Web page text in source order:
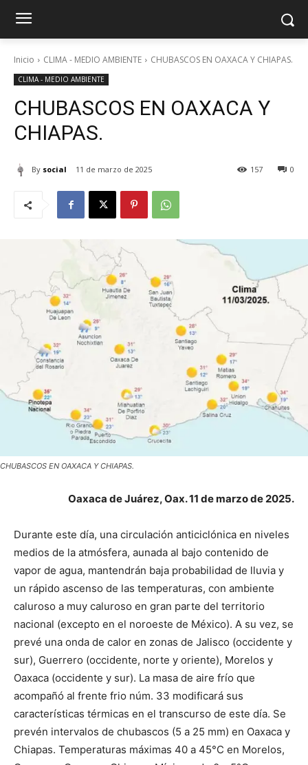
Inicio CLIMA - MEDIO AMBIENTE CHUBASCOS EN OAXACA Y CHIAPAS.
CLIMA - MEDIO AMBIENTE
CHUBASCOS EN OAXACA Y
CHIAPAS.
By social 11 de marzo de 2025 0
157
CHUBASCOS EN OAXACA Y CHIAPAS.
Oaxaca de Juárez, Oax. 11 de marzo de 2025.
Durante este día, una circulación anticiclónica en niveles
medios de la atmósfera, aunada al bajo contenido de
vapor de agua, mantendrán baja probabilidad de lluvia y
un rápido ascenso de las temperaturas, con ambiente
caluroso a muy caluroso en gran parte del territorio
nacional (excepto en el noroeste de México). A su vez, se
prevé una onda de calor en zonas de Jalisco (occidente y
sur), Guerrero (occidente, norte y oriente), Morelos y
Oaxaca (occidente y sur). La masa de aire frío que
acompañó al frente frio núm. 33 modificará sus
características térmicas en el transcurso de este día. Se
prevén intervalos de chubascos (5 a 25 mm) en Oaxaca y
Chiapas. Temperaturas máximas 40 a 45°C en Morelos,